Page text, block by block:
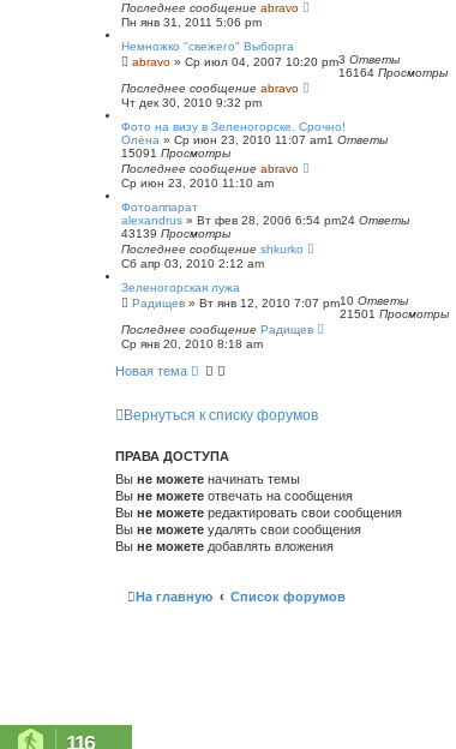
Последнее сообщение abravo
Пн янв 31, 2011 5:06 pm
Немножко "свежего" Выборга
abravo » Ср июл 04, 2007 10:20 pm3 Ответы
16164 Просмотры
Последнее сообщение abravo
Чт дек 30, 2010 9:32 pm
Фото на визу в Зеленогорске. Срочно!
Олёна » Ср июн 23, 2010 11:07 am1 Ответы
15091 Просмотры
Последнее сообщение abravo
Ср июн 23, 2010 11:10 am
Фотоаппарат
alexandrus » Вт фев 28, 2006 6:54 pm24 Ответы
43139 Просмотры
Последнее сообщение shkurko
Сб апр 03, 2010 2:12 am
Зеленогорская лужа
Радищев » Вт янв 12, 2010 7:07 pm10 Ответы
21501 Просмотры
Последнее сообщение Радищев
Ср янв 20, 2010 8:18 am
Новая тема
Вернуться к списку форумов
ПРАВА ДОСТУПА
Вы не можете начинать темы
Вы не можете отвечать на сообщения
Вы не можете редактировать свои сообщения
Вы не можете удалять свои сообщения
Вы не можете добавлять вложения
На главную Список форумов
116